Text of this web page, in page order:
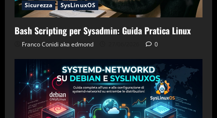
Sicurezza
SysLinuxOS
Bash Scripting per Sysadmin: Guida Pratica Linux
Franco Conidi aka edmond 0